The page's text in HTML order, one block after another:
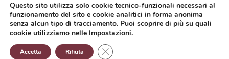
© Ambrosio Alessandro - P.I. 02400320905 | Web
ProjectPramaWeb
Privacy Policy-
Questo sito utilizza solo cookie tecnico-funzionali necessari al
funzionamento del sito e cookie analitici in forma anonima
senza alcun tipo di tracciamento. Puoi scoprire di più su quali
cookie utilizziamo nelle Impostazioni.
Accetta Rifiuta Close GDPR Cookie Banner